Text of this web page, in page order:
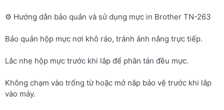
⚙️ Hướng dẫn bảo quản và sử dụng mực in Brother TN-263
Bảo quản hộp mực nơi khô ráo, tránh ánh nắng trực tiếp.
Lắc nhẹ hộp mực trước khi lắp để phân tán đều mực.
Không chạm vào trống từ hoặc mở nắp bảo vệ trước khi lắp
vào máy.